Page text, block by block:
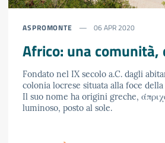
ASPROMONTE 06 APR 2020
Africo: una comunità,
Fondato nel IX secolo a.C. dagli
colonia locrese situata alla foce della
Il suo nome ha origini greche,
luminoso, posto al sole.